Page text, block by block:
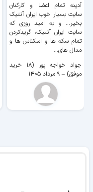
آدینه تمام اعضا و کارکنان
سایت بسیار خوب ايران آنتیک
بخیر... و به امید روزی که
سایت ايران آنتیک، گریدکردن
تمام سکه ها و اسکناس ها و
مدال های...
جواد خواجه پور (۱۸ خرید
موفق) – ۹ مرداد ۱۴۰۵